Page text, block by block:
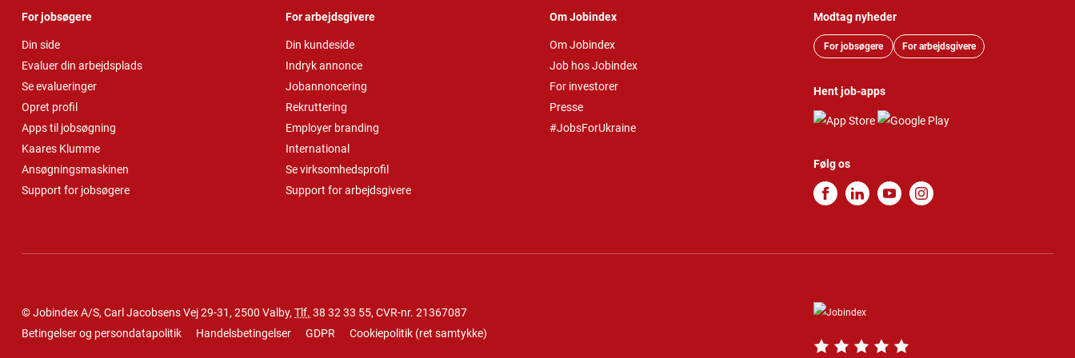
For jobsøgere
Din side
Evaluer din arbejdsplads
Se evalueringer
Opret profil
Apps til jobsøgning
Kaares Klumme
Ansøgningsmaskinen
Support for jobsøgere
For arbejdsgivere
Din kundeside
Indryk annonce
Jobannoncering
Rekruttering
Employer branding
International
Se virksomhedsprofil
Support for arbejdsgivere
Om Jobindex
Om Jobindex
Job hos Jobindex
For investorer
Presse
#JobsForUkraine
Modtag nyheder
For jobsøgere For arbejdsgivere
Hent job-apps
Følg os
© Jobindex A/S, Carl Jacobsens Vej 29-31, 2500 Valby, Tlf. 38 32 33 55, CVR-nr. 21367087
Betingelser og persondatapolitik
Handelsbetingelser GDPR Cookiepolitik (ret samtykke)